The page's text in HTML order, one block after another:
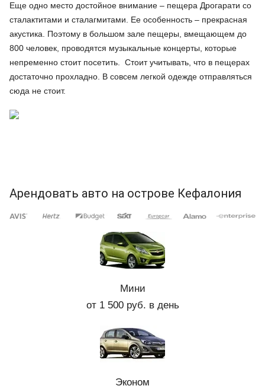
Еще одно место достойное внимание – пещера Дрогарати со
сталактитами и сталагмитами. Ее особенность – прекрасная
акустика. Поэтому в большом зале пещеры, вмещающем до
800 человек, проводятся музыкальные концерты, которые
непременно стоит посетить. Стоит учитывать, что в пещерах
достаточно прохладно. В совсем легкой одежде отправляться
сюда не стоит.
Арендовать авто на острове Кефалония
Мини
от 1 500 руб. в день
Эконом